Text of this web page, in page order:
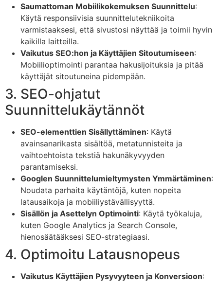
Saumattoman Mobiilikokemuksen Suunnittelu:
Käytä responsiivisia suunnittelutekniikoita
varmistaaksesi, että sivustosi näyttää ja toimii hyvin
kaikilla laitteilla.
Vaikutus SEO:hon ja Käyttäjien Sitoutumiseen:
Mobiilioptimointi parantaa hakusijoituksia ja pitää
käyttäjät sitoutuneina pidempään.
3. SEO-ohjatut
Suunnittelukäytännöt
SEO-elementtien Sisällyttäminen: Käytä
avainsanarikasta sisältöä, metatunnisteita ja
vaihtoehtoista tekstiä hakunäkyvyyden
parantamiseksi.
Googlen Suunnittelumieltymysten Ymmärtäminen:
Noudata parhaita käytäntöjä, kuten nopeita
latausaikoja ja mobiiliystävällisyyttä.
Sisällön ja Asettelyn Optimointi: Käytä työkaluja,
kuten Google Analytics ja Search Console,
hienosäätääksesi SEO-strategiaasi.
4. Optimoitu Latausnopeus
Vaikutus Käyttäjien Pysyvyyteen ja Konversioon: